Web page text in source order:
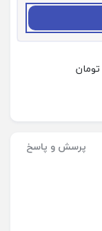
تومان
پرسش و پاسخ